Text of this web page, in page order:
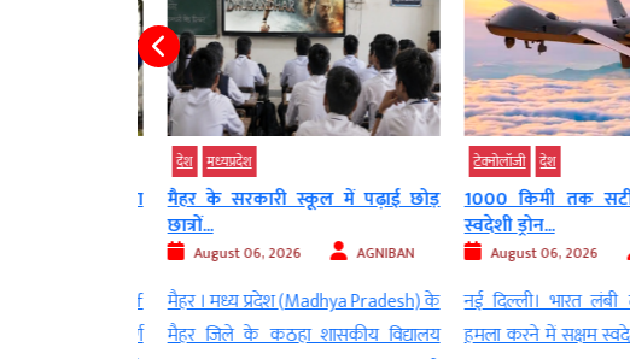
मध्‍यप्रदेश
मैहर के सरकारी स्कूल में पढ़ाई छोड़
छात्रों...
August 06, 2026 AGNIBAN
मैहर । मध्य प्रदेश (Madhya Pradesh) के
मैहर जिले के कठहा शासकीय विद्यालय
टेक्‍नोलॉजी देश
1000 किमी तक
स्वदेशी ड्रोन...
August 06, 2026
नई दिल्ली। भारत लंबी
हमला करने में सक्षम